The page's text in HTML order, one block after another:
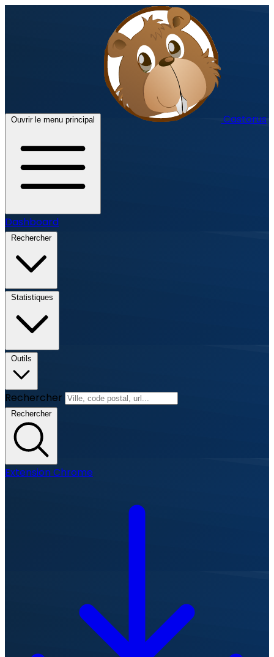
Ouvrir le menu principal Castorus
Dashboard
Rechercher
Statistiques
Outils
Rechercher
Rechercher
Extension Chrome